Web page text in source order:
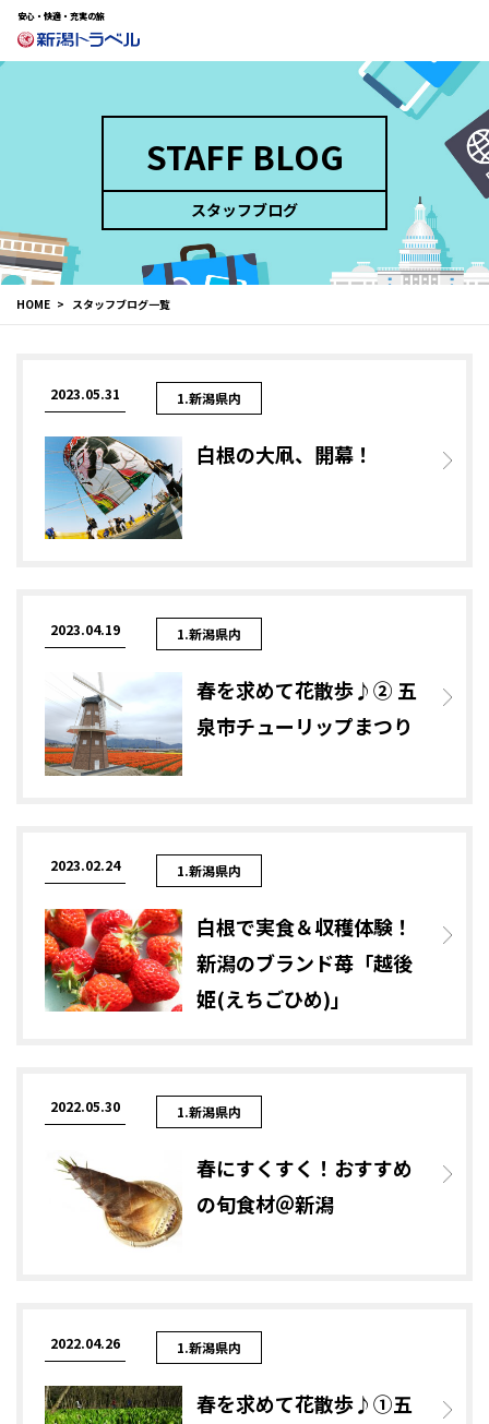
安心・快適・充実の旅
STAFF BLOG
スタッフブログ
HOME スタッフブログ一覧
2023.05.31 1.新潟県内
白根の大凧、開幕！
2023.04.19 1.新潟県内
春を求めて花散歩♪② 五
泉市チューリップまつり
2023.02.24 1.新潟県内
白根で実食＆収穫体験！
新潟のブランド苺「越後
姫(えちごひめ)」
2022.05.30 1.新潟県内
春にすくすく！おすすめ
の旬食材＠新潟
2022.04.26 1.新潟県内
春を求めて花散歩♪①五